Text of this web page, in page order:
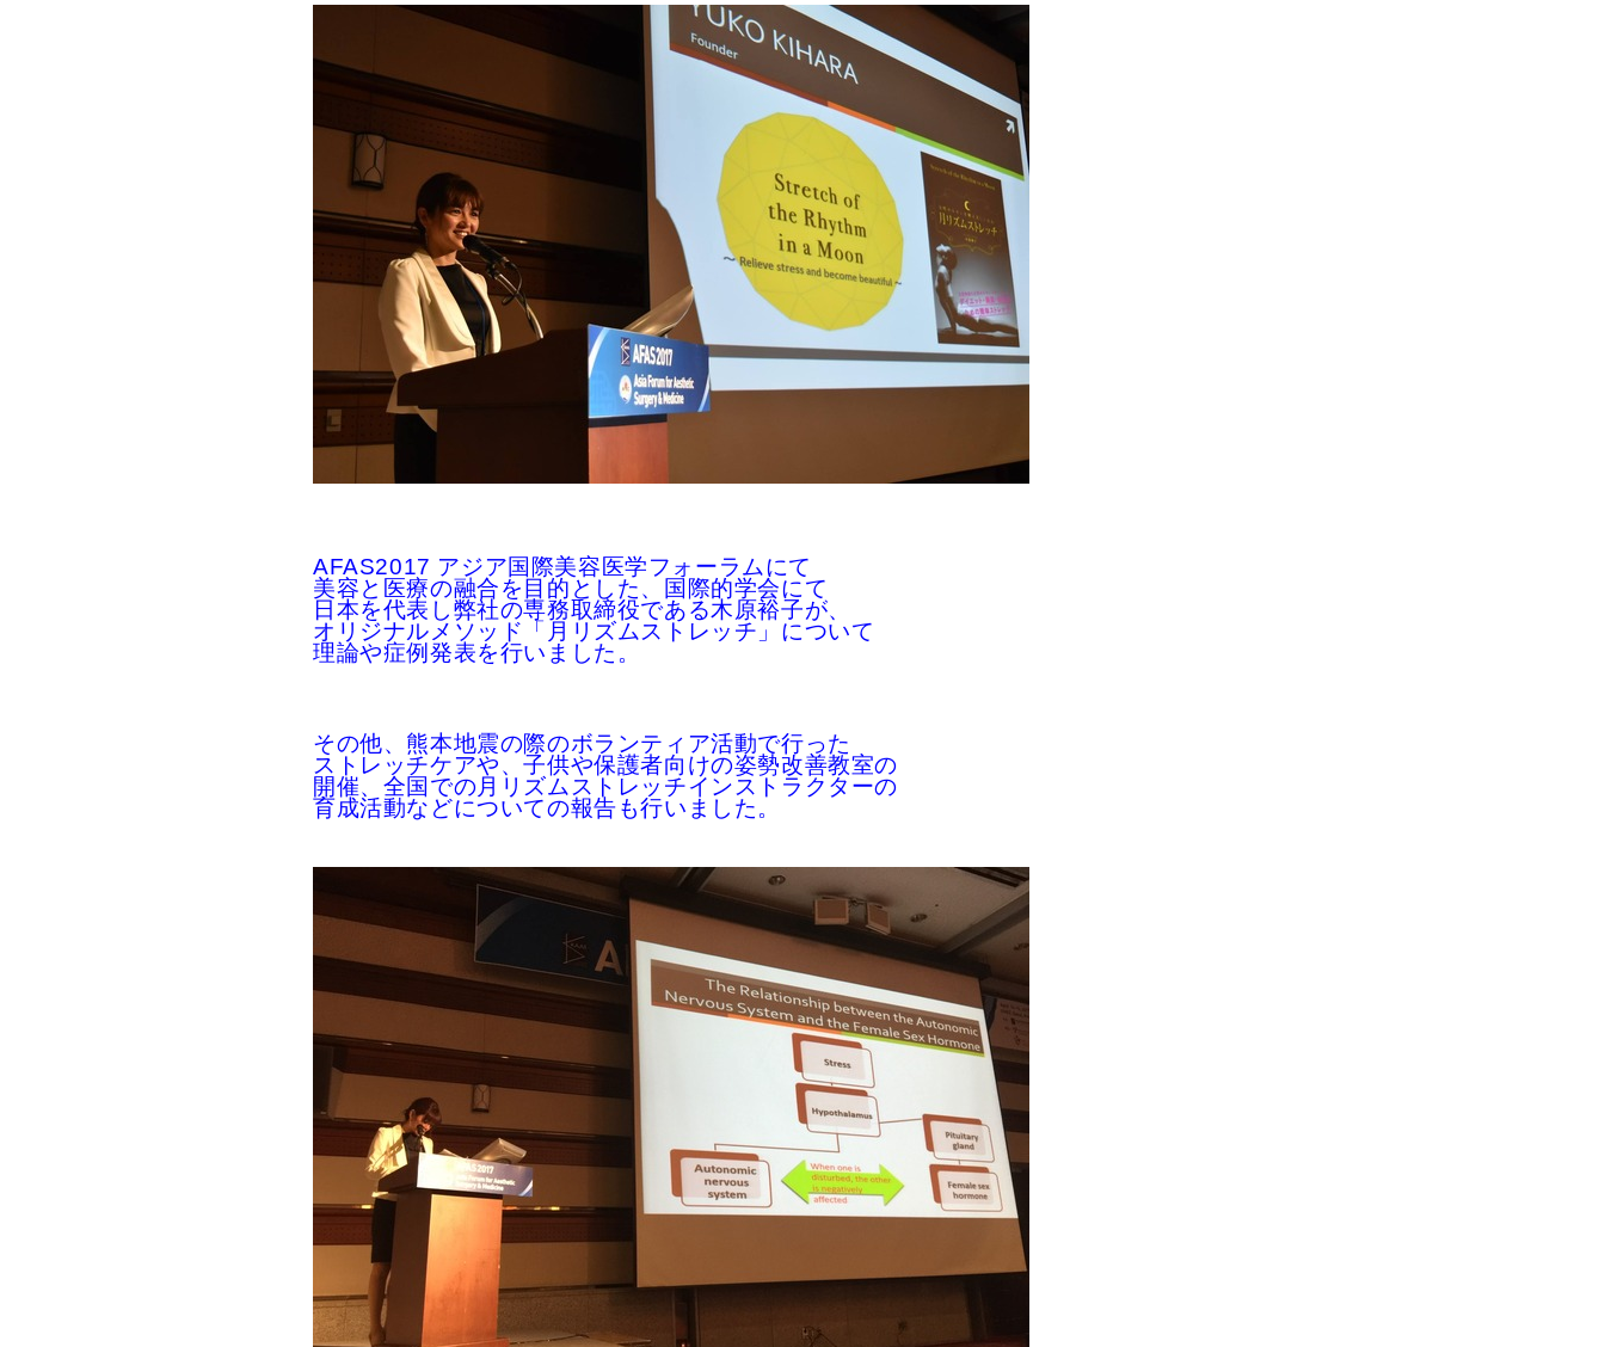
AFAS2017 アジア国際美容医学フォーラムにて
美容と医療の融合を目的とした、国際的学会にて
日本を代表し弊社の専務取締役である木原裕子が、
オリジナルメソッド「月リズムストレッチ」について
理論や症例発表を行いました。
その他、熊本地震の際のボランティア活動で行った
ストレッチケアや、子供や保護者向けの姿勢改善教室の
開催、全国での月リズムストレッチインストラクターの
育成活動などについての報告も行いました。